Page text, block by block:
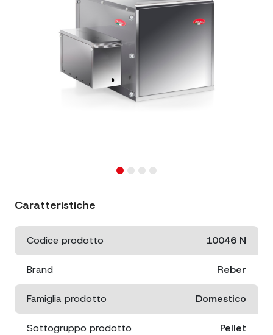
Caratteristiche
Codice prodotto 10046 N
Brand Reber
Famiglia prodotto Domestico
Sottogruppo prodotto Pellet